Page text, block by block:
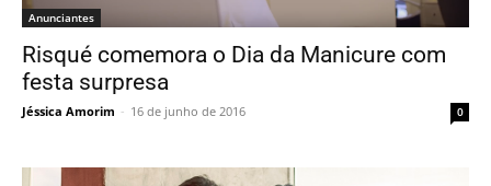
Anunciantes
Risqué comemora o Dia da Manicure com
festa surpresa
Jéssica Amorim - 16 de junho de 2016 0